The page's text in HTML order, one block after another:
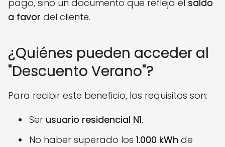
pago, sino un documento que refleja el saldo
a favor del cliente.
¿Quiénes pueden acceder al
"Descuento Verano"?
Para recibir este beneficio, los requisitos son:
Ser usuario residencial N1.
No haber superado los 1.000 kWh de